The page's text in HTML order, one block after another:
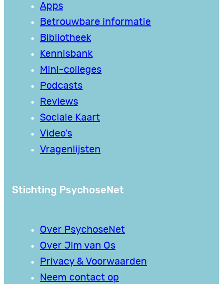
Apps
Betrouwbare informatie
Bibliotheek
Kennisbank
Mini-colleges
Podcasts
Reviews
Sociale Kaart
Video’s
Vragenlijsten
Stichting PsychoseNet
Over PsychoseNet
Over Jim van Os
Privacy & Voorwaarden
Neem contact op